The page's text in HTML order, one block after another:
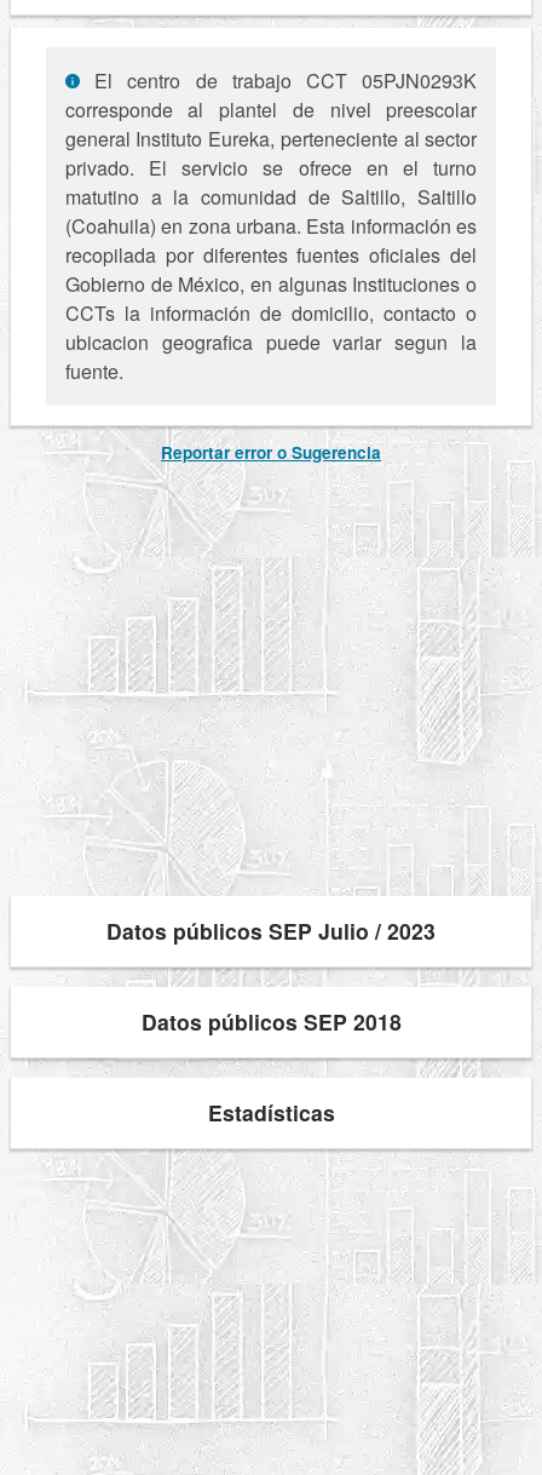
El centro de trabajo CCT 05PJN0293K
corresponde al plantel de nivel preescolar
general Instituto Eureka, perteneciente al sector
privado. El servicio se ofrece en el turno
matutino a la comunidad de Saltillo, Saltillo
(Coahuila) en zona urbana. Esta información es
recopilada por diferentes fuentes oficiales del
Gobierno de México, en algunas Instituciones o
CCTs la información de domicilio, contacto o
ubicacion geografica puede variar segun la
fuente.
Reportar error o Sugerencia
Datos públicos SEP Julio / 2023
Datos públicos SEP 2018
Estadísticas